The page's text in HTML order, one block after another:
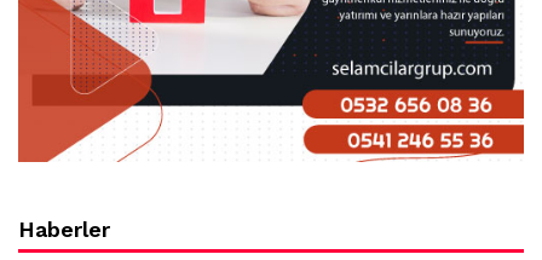
Haberler